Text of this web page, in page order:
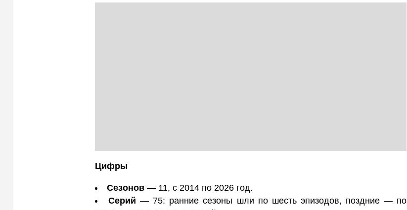
Цифры
Сезонов — 11, с 2014 по 2026 год.
Серий — 75: ранние сезоны шли по шесть эпизодов, поздние — по